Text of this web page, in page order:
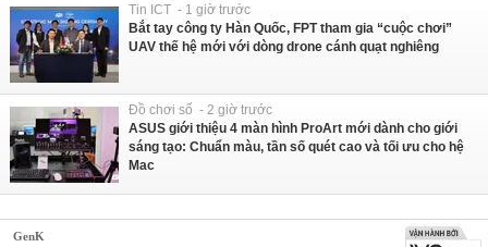
Tin ICT - 1 giờ trước
Bắt tay công ty Hàn Quốc, FPT tham gia “cuộc chơi”
UAV thế hệ mới với dòng drone cánh quạt nghiêng
Đồ chơi số - 2 giờ trước
ASUS giới thiệu 4 màn hình ProArt mới dành cho giới
sáng tạo: Chuẩn màu, tần số quét cao và tối ưu cho hệ
Mac
GenK